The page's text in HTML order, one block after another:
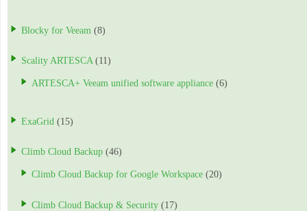
Blocky for Veeam (8)
Scality ARTESCA (11)
ARTESCA+ Veeam unified software appliance (6)
ExaGrid (15)
Climb Cloud Backup (46)
Climb Cloud Backup for Google Workspace (20)
Climb Cloud Backup & Security (17)